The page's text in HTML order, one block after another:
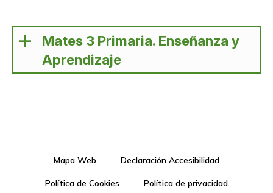
Mates 3 Primaria. Enseñanza y
Aprendizaje
Mapa Web Declaración Accesibilidad
Política de Cookies Política de privacidad